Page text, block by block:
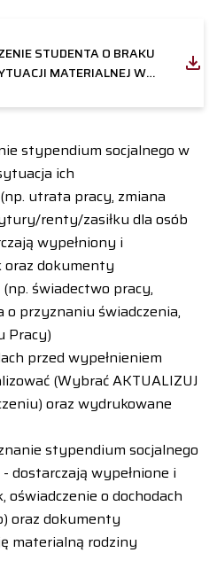
STUDENTA O BRAKU
MATERIALNEJ W
stypendium socjalnego w
ich
utrata pracy, zmiana
renty/zasiłku dla osób
wypełniony i
dokumenty
świadectwo pracy,
o przyznaniu świadczenia,
Pracy)
przed wypełnieniem
(Wybrać AKTUALIZUJ
oraz wydrukowane
stypendium socjalnego
dostarczają wypełnione i
o dochodach
oraz dokumenty
materialną rodziny